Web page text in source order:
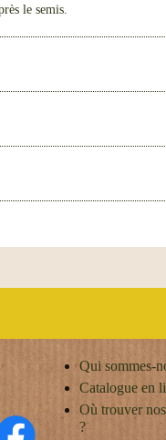
le semis.
Qui sommes-
Catalogue en
Où trouver
?